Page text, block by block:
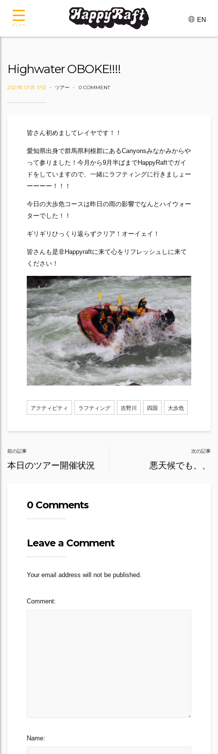
EN
Highwater OBOKE!!!!
2021年 07月 17日 ツアー 0 COMMENT
皆さん初めましてレイヤです！！
愛知県出身で群馬県利根郡にあるCanyonsみなかみからや
って参りました！今月から9月半ばまでHappyRaftでガイ
ドをしていますので、一緒にラフティングに行きましょー
ーーーー！！！
今日の大歩危コースは昨日の雨の影響でなんとハイウォー
ターでした！！
ギリギリひっくり返らずクリア！オーイェイ！
皆さんも是非Happyraftに来て心をリフレッシュしに来て
ください！
アクティビティ ラフティング 吉野川 四国 大歩危
Post
navigation
前の記事
本日のツアー開催状況
次の記事
悪天候でも、、
0 Comments
Leave a Comment
Your email address will not be published.
Comment:
Name:
メニュー